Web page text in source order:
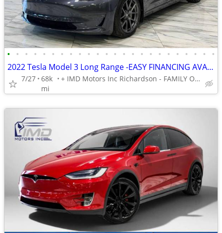
• • • • • • • • • • • • • • • • • • • • • • • •
2022 Tesla Model 3 Long Range -EASY FINANCING AVAILABLE
7/27 68k
mi
+ IMD Motors Inc Richardson - FAMILY OWNED AND OPERATED !